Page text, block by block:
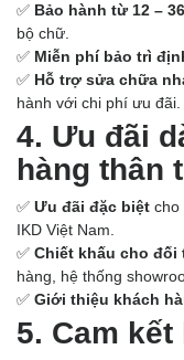
✅ Bảo hành từ 12 –
bộ chữ.
✅ Miễn phí bảo trì
✅ Hỗ trợ sửa chữa
hành với chi phí ưu đãi.
4. Ưu đãi
hàng thân
✅ Ưu đãi đặc biệt cho
IKD Việt Nam.
✅ Chiết khấu cho đối
hàng, hệ thống
✅ Giới thiệu khách
5. Cam